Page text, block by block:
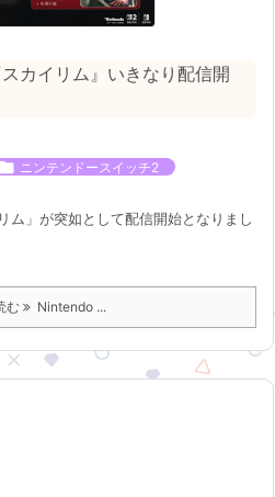
カイリム』いきなり配信開
ニンテンドースイッチ2
」が突如として配信開始となりまし
む Nintendo ...